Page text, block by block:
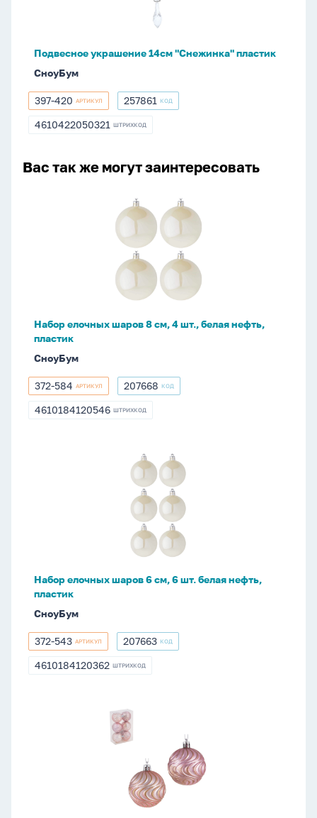
Подвесное украшение 14см "Снежинка" пластик
СноуБум
397-
420
397-420 АРТИКУЛ 257861
257861 КОД
4610422050321
4610422050321 ШТРИХКОД
Вас так же могут заинтересовать
нефть,
пластик
Набор елочных шаров 8 см, 4 шт., белая нефть,
пластик
СноуБум
372-
584
372-584 АРТИКУЛ 207668
207668 КОД
4610184120546
4610184120546 ШТРИХКОД
нефть,
пластик
Набор елочных шаров 6 см, 6 шт. белая нефть,
пластик
СноуБум
372-
543
372-543 АРТИКУЛ 207663
207663 КОД
4610184120362
4610184120362 ШТРИХКОД